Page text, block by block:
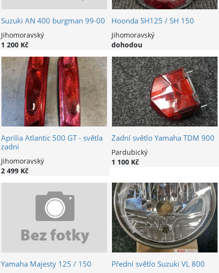
Suzuki AN 400 burgman 99-00
Jihomoravský
1 200 Kč
Hoonda SH125 / SH 150
Jihomoravský
dohodou
Aprilia Atlantic 500 GT - světla
zadni
Jihomoravský
2 499 Kč
Zadní světlo Yamaha TDM 900
Pardubický
1 100 Kč
Yamaha Majesty 125 / 150 Přední světlo Suzuki VL 800